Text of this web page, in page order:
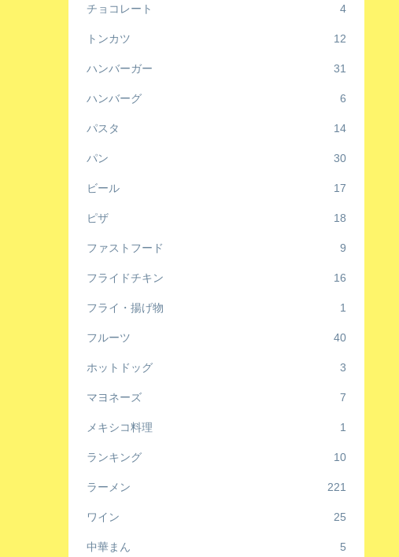
チョコレート 4
トンカツ 12
ハンバーガー 31
ハンバーグ 6
パスタ 14
パン 30
ビール 17
ピザ 18
ファストフード 9
フライドチキン 16
フライ・揚げ物 1
フルーツ 40
ホットドッグ 3
マヨネーズ 7
メキシコ料理 1
ランキング 10
ラーメン 221
ワイン 25
中華まん 5